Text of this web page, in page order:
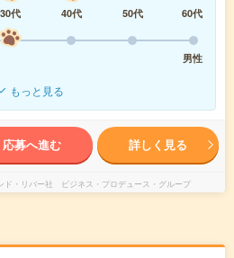
30代 40代 50代
60代
男性
もっと見る
応募へ進む 詳しく見る
ド・リバー社 ビジネス・プロデュース・グループ